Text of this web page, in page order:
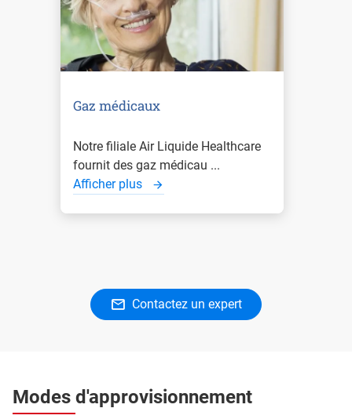
Gaz médicaux
Notre filiale Air Liquide Healthcare
fournit des gaz médicau ...
Afficher plus
Contactez un expert
Modes d'approvisionnement